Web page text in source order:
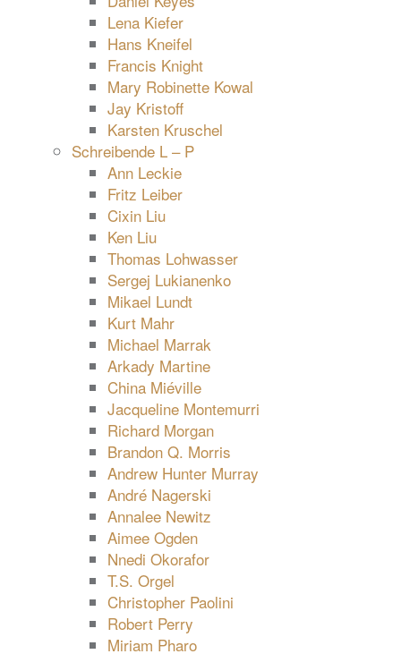
Lena Kiefer
Hans Kneifel
Francis Knight
Mary Robinette Kowal
Jay Kristoff
Karsten Kruschel
Schreibende L – P
Ann Leckie
Fritz Leiber
Cixin Liu
Ken Liu
Thomas Lohwasser
Sergej Lukianenko
Mikael Lundt
Kurt Mahr
Michael Marrak
Arkady Martine
China Miéville
Jacqueline Montemurri
Richard Morgan
Brandon Q. Morris
Andrew Hunter Murray
André Nagerski
Annalee Newitz
Aimee Ogden
Nnedi Okorafor
T.S. Orgel
Christopher Paolini
Robert Perry
Miriam Pharo